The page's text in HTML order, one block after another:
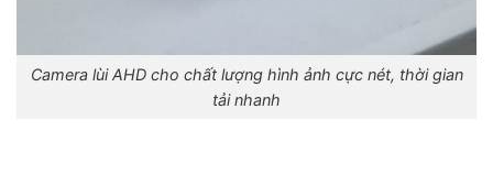
Camera lùi AHD cho chất lượng hình ảnh cực nét, thời gian
tải nhanh